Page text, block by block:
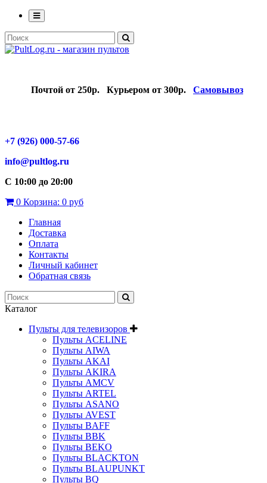
Почтой от 250р. Курьером от 300р. Самовывоз
+7 (926) 000-57-66
info@pultlog.ru
С 10:00 до 20:00
0 Корзина: 0 руб
Главная
Доставка
Оплата
Контакты
Личный кабинет
Обратная связь
Каталог
Пульты для телевизоров
Пульты ACELINE
Пульты AIWA
Пульты AKAI
Пульты AKIRA
Пульты AMCV
Пульты ARTEL
Пульты ASANO
Пульты AVEST
Пульты BAFF
Пульты BBK
Пульты BEKO
Пульты BLACKTON
Пульты BLAUPUNKT
Пульты BQ